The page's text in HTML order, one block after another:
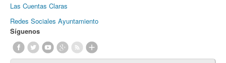
Las Cuentas Claras
Redes Sociales Ayuntamiento
Síguenos